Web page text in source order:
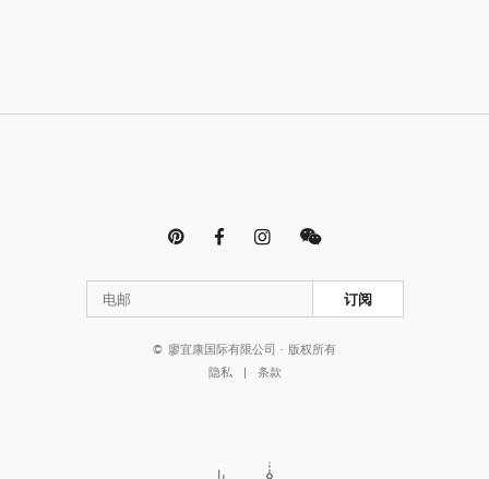
   
订阅
© 廖宜康国际有限公司 · 版权所有
隐私
| 条款